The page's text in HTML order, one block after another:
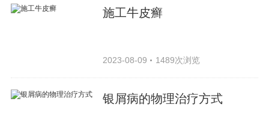
施工牛皮癣
2023-08-09 1489次浏览
银屑病的物理治疗方式